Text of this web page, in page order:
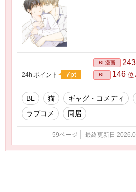
24h.ポイント 7pt
BL漫画 243
BL 146 位
BL 猫 ギャグ・コメディ
ラブコメ
同居
59ページ 最終更新日